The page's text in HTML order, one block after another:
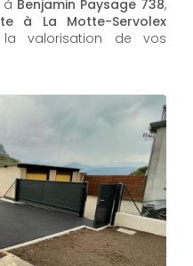
à Benjamin Paysage 738,
à La Motte-Servolex
valorisation de vos